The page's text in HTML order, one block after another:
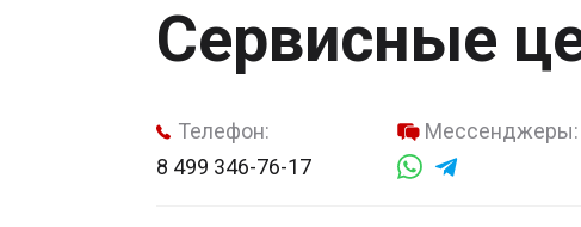
Сервисные
Телефон:
8 499 346-76-17
Мессенджеры: